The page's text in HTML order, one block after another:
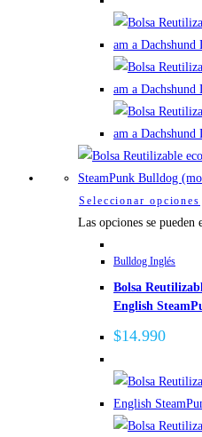
Seleccionar opciones
Las opciones se
Bulldog Inglés
Bolsa
English
$14.990